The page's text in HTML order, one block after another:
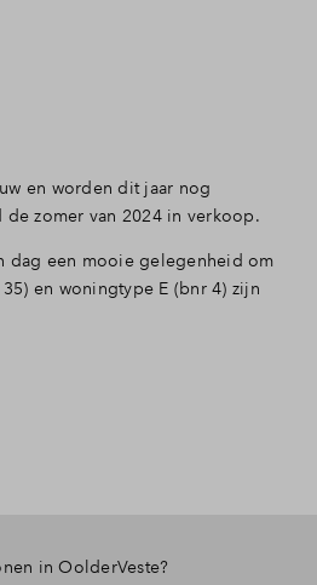
en worden dit jaar nog
zomer van 2024 in verkoop.
dag een mooie gelegenheid om
en woningtype E (bnr 4) zijn
in OolderVeste?